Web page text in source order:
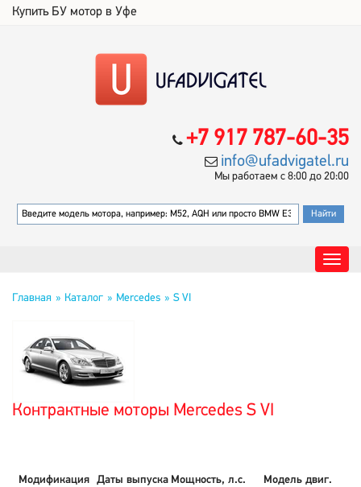
Купить БУ мотор в Уфе
+7 917 787-60-35
info@ufadvigatel.ru
Мы работаем с 8:00 до 20:00
Главная Каталог Mercedes S VI
Контрактные моторы Mercedes S VI
Модификация Даты выпуска Мощность, л.с. Модель двиг.